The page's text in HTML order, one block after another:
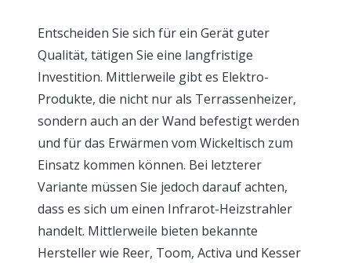
Entscheiden Sie sich für ein Gerät guter
Qualität, tätigen Sie eine langfristige
Investition. Mittlerweile gibt es Elektro-
Produkte, die nicht nur als Terrassenheizer,
sondern auch an der Wand befestigt werden
und für das Erwärmen vom Wickeltisch zum
Einsatz kommen können. Bei letzterer
Variante müssen Sie jedoch darauf achten,
dass es sich um einen Infrarot-Heizstrahler
handelt. Mittlerweile bieten bekannte
Hersteller wie Reer, Toom, Activa und Kesser